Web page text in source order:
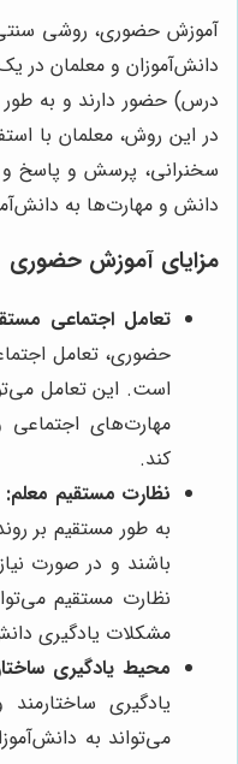
آموزش حضوری، روشی
دانش‌آموزان و معلمان در
درس) حضور دارند و به طور
در این روش، معلمان با
سخنرانی، پرسش و پاسخ و
دانش و مهارت‌ها به
مزایای آموزش حضوری
تعامل اجتماعی
حضوری، تعامل
است. این تعامل
مهارت‌های اجتماعی
کند.
نظارت مستقیم معلم:
به طور مستقیم بر
باشند و در صورت
نظارت مستقیم
مشکلات یادگیری
محیط یادگیری
یادگیری
می‌تواند به